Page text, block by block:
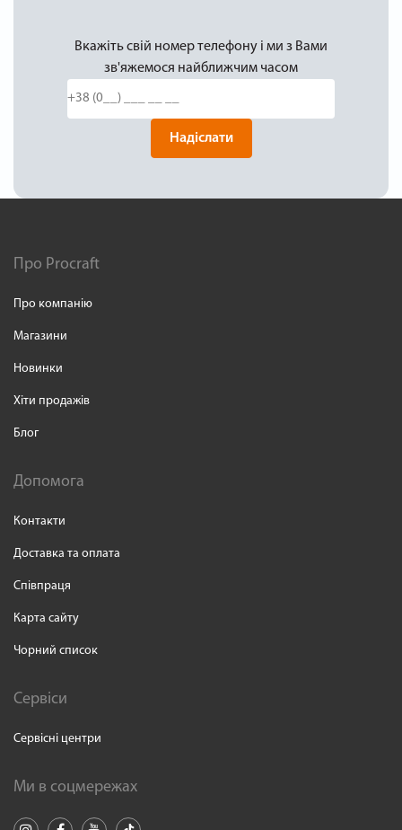
Вкажіть свій номер телефону і ми з Вами
зв'яжемося найближчим часом
Надіслати
Про Procraft
Про компанію
Магазини
Новинки
Хіти продажів
Блог
Допомога
Контакти
Доставка та оплата
Співпраця
Карта сайту
Чорний список
Сервіси
Сервісні центри
Ми в соцмережах